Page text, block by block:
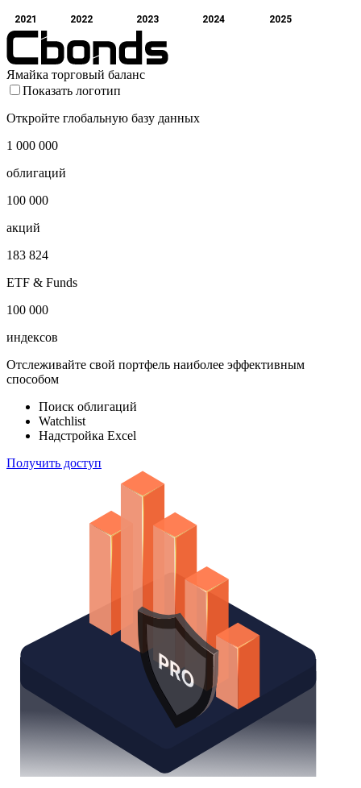
2021 2022 2023 2024 2025
Ямайка торговый баланс
Показать логотип
Откройте глобальную базу данных
1 000 000
облигаций
100 000
акций
183 824
ETF & Funds
100 000
индексов
Отслеживайте свой портфель наиболее эффективным
способом
Поиск облигаций
Watchlist
Надстройка Excel
Получить доступ